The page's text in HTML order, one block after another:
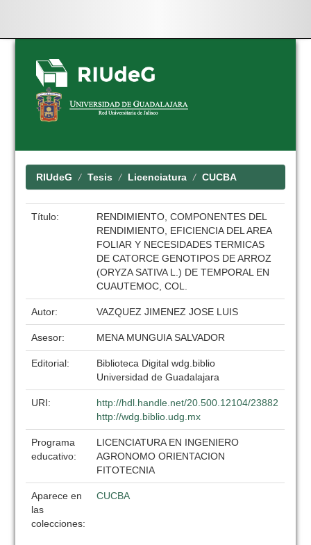
Skip
navigation
RIUdeG Tesis Licenciatura CUCBA
Título:
RENDIMIENTO, COMPONENTES DEL
RENDIMIENTO, EFICIENCIA DEL AREA
FOLIAR Y NECESIDADES TERMICAS
DE CATORCE GENOTIPOS DE ARROZ
(ORYZA SATIVA L.) DE TEMPORAL EN
CUAUTEMOC, COL.
Autor: VAZQUEZ JIMENEZ JOSE LUIS
Asesor: MENA MUNGUIA SALVADOR
Editorial:
Biblioteca Digital wdg.biblio
Universidad de Guadalajara
URI:
http://hdl.handle.net/20.500.12104/23882
http://wdg.biblio.udg.mx
Programa
educativo:
LICENCIATURA EN INGENIERO
AGRONOMO ORIENTACION
FITOTECNIA
Aparece en
las
colecciones:
CUCBA